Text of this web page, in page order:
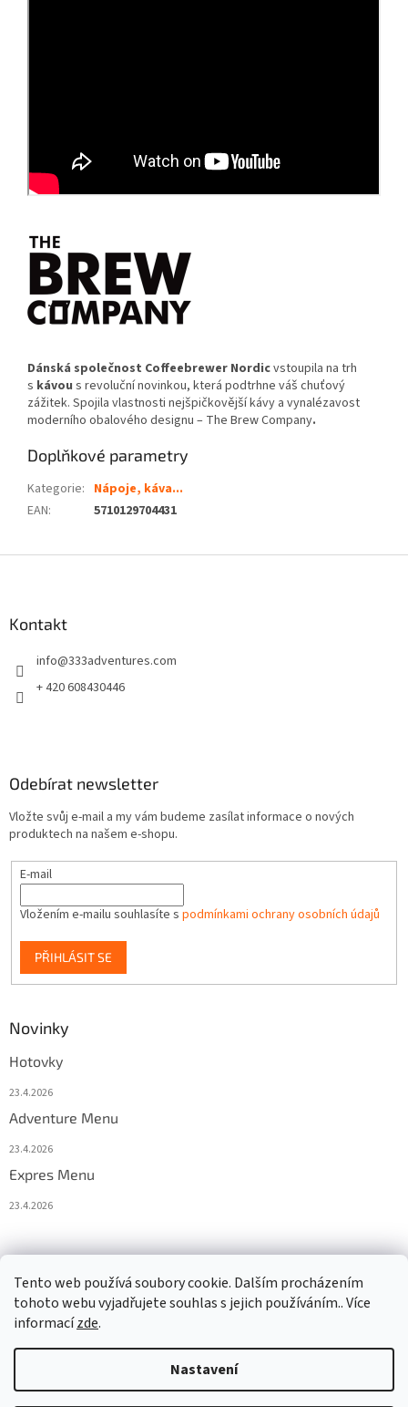
Tento web používá soubory cookie. Dalším procházením
tohoto webu vyjadřujete souhlas s jejich používáním.. Více
informacízde.
Nastavení
Dánská společnost Coffeebrewer Nordicvstoupila na trh
s kávou s revoluční novinkou, která podtrhne váš chuťový
zážitek. Spojila vlastnosti nejšpičkovější kávy a vynalézavost
moderního obalového designu – The Brew Company.
Doplňkové parametry
Kategorie: Nápoje, káva...
EAN: 5710129704431
Kontakt
info@333adventures.com
+ 420 608430446
Odebírat newsletter
Vložte svůj e-mail a my vám budeme zasílat informace o nových
produktech na našem e-shopu.
E-mail
Vložením e-mailu souhlasíte s podmínkami ochrany osobních údajů
PŘIHLÁSIT SE
Novinky
Hotovky
23.4.2026
Adventure Menu
23.4.2026
Expres Menu
23.4.2026